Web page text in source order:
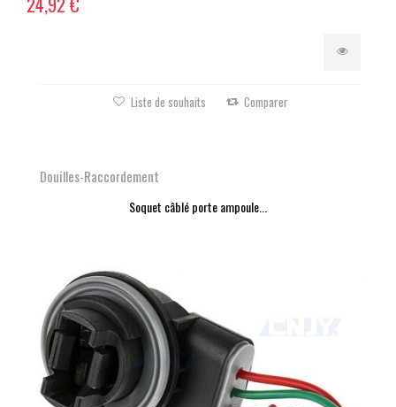
Liste de souhaits Comparer
Douilles-Raccordement
Soquet câblé porte ampoule...